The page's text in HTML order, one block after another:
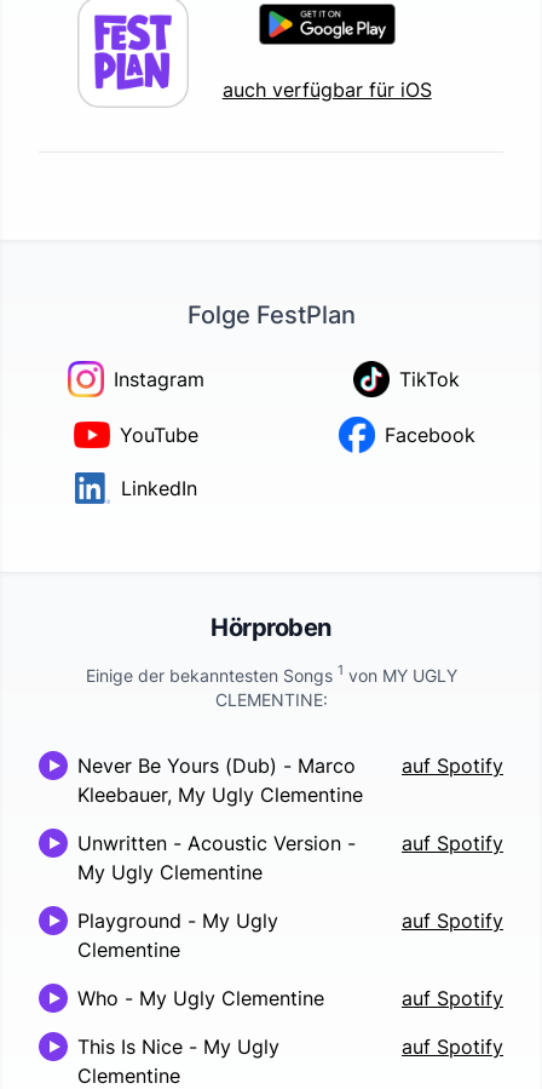
auch verfügbar für iOS
Folge FestPlan
Instagram TikTok
YouTube Facebook
LinkedIn
Hörproben
Einige der bekanntesten Songs 1 von MY UGLY
CLEMENTINE:
Never Be Yours (Dub) - Marco
Kleebauer, My Ugly Clementine
auf Spotify
Unwritten - Acoustic Version -
My Ugly Clementine
auf Spotify
Playground - My Ugly
Clementine
auf Spotify
Who - My Ugly Clementine
auf Spotify
This Is Nice - My Ugly
Clementine
auf Spotify